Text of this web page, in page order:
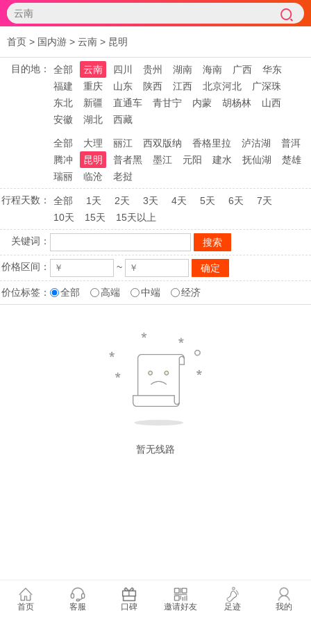
首页 > 国内游 > 云南 > 昆明
目的地： 全部 云南 四川 贵州 湖南 海南 广西
华东
福建
重庆 山东 陕西 江西 北京河北
广深珠
东北
新疆 直通车 青甘宁 内蒙 胡杨林
山西
安徽
湖北 西藏
全部 大理 丽江 西双版纳 香格里拉 泸沽湖
普洱
腾冲
昆明 普者黑 墨江 元阳 建水 抚仙湖
楚雄
瑞丽
临沧 老挝
行程天数： 全部 1天 2天 3天 4天 5天 6天
7天
10天
15天 15天以上
关键词：
价格区间： ~
价位标签： 全部 高端 中端 经济
暂无线路
首页 客服 口碑 邀请好友 足迹 我的